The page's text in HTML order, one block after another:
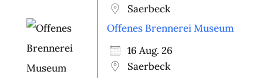
Saerbeck
Offenes Brennerei Museum
16 Aug. 26
Saerbeck